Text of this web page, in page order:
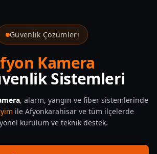
Güvenlik Çözümleri
Kamera
Sistemleri
, alarm, yangın ve fiber sistemlerinde
ile Afyonkarahisar ve tüm ilçelerde
kurulum ve teknik destek.